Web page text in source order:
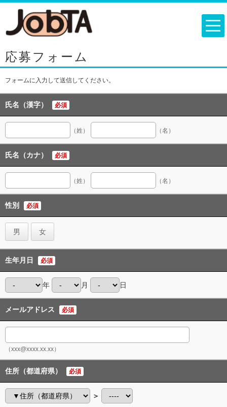
応募フォーム
フォームに入力して送信してください。
氏名（漢字） 必須
（姓） （名）
氏名（カナ） 必須
（姓） （名）
性別 必須
男 女
生年月日 必須
年 月 日
メールアドレス 必須
（xxx@xxxx.xx.xx）
住所（都道府県） 必須
＞